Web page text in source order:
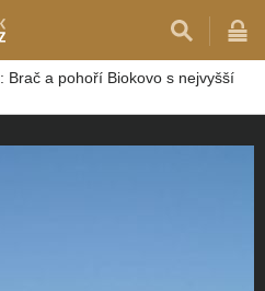
Brač a pohoří Biokovo s nejvyšší